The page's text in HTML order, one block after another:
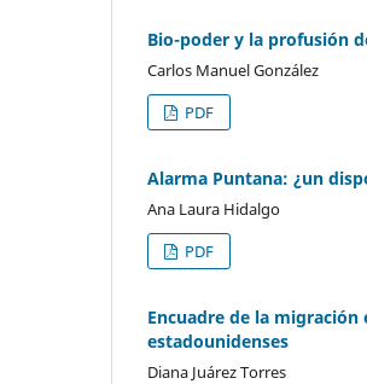
Bio-poder y la profusión
Carlos Manuel González
PDF
Alarma Puntana: ¿un
Ana Laura Hidalgo
PDF
Encuadre de la
estadounidenses
Diana Juárez Torres